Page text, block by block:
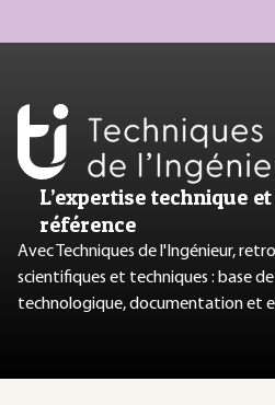
L’expertise technique
référence
Avec Techniques de l'Ingénieur,
scientifiques et techniques : base
technologique, documentation et